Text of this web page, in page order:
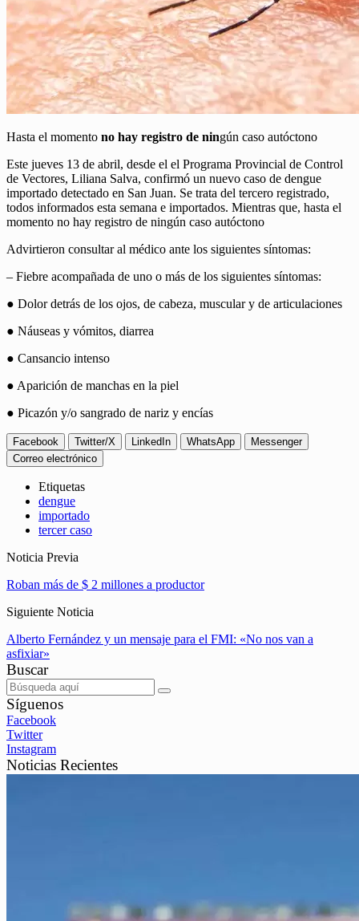
Hasta el momento no hay registro de ningún caso autóctono
Este jueves 13 de abril, desde el el Programa Provincial de Control
de Vectores, Liliana Salva, confirmó un nuevo caso de dengue
importado detectado en San Juan. Se trata del tercero registrado,
todos informados esta semana e importados. Mientras que, hasta el
momento no hay registro de ningún caso autóctono
Advirtieron consultar al médico ante los siguientes síntomas:
– Fiebre acompañada de uno o más de los siguientes síntomas:
● Dolor detrás de los ojos, de cabeza, muscular y de articulaciones
● Náuseas y vómitos, diarrea
● Cansancio intenso
● Aparición de manchas en la piel
● Picazón y/o sangrado de nariz y encías
Facebook Twitter/X LinkedIn WhatsApp
Messenger
Correo electrónico
Etiquetas
dengue
importado
tercer caso
Noticia Previa
Roban más de $ 2 millones a productor
Siguiente Noticia
Alberto Fernández y un mensaje para el FMI: «No nos van a
asfixiar»
Buscar
Síguenos
Facebook
Twitter
Instagram
Noticias Recientes